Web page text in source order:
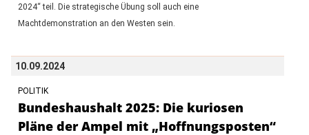
2024“ teil. Die strategische Übung soll auch eine
Machtdemonstration an den Westen sein.
10.09.2024
POLITIK
Bundeshaushalt 2025: Die kuriosen
Pläne der Ampel mit „Hoffnungsposten“